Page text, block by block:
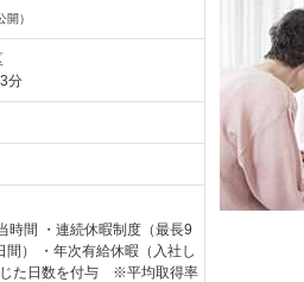
開）
分
間 ・連続休暇制度（最長9
間） ・年次有給休暇（入社し
じた日数を付与 ※平均取得率